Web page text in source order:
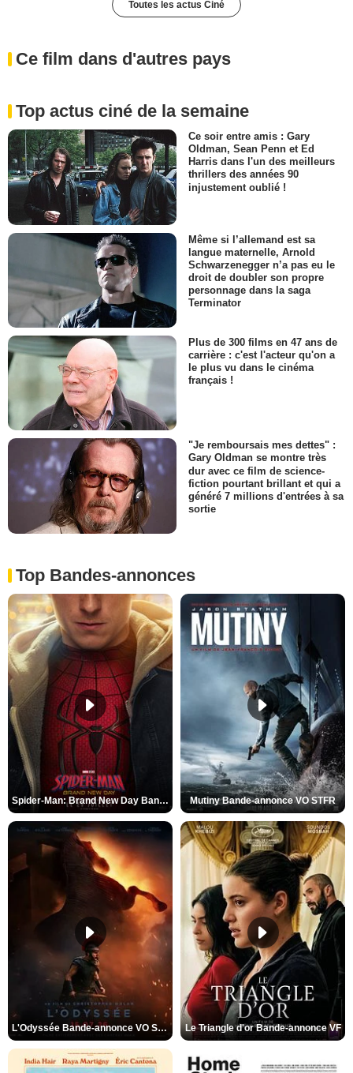
Toutes les actus Ciné
Ce film dans d'autres pays
Top actus ciné de la semaine
Ce soir entre amis : Gary
Oldman, Sean Penn et Ed
Harris dans l'un des meilleurs
thrillers des années 90
injustement oublié !
Même si l’allemand est sa
langue maternelle, Arnold
Schwarzenegger n’a pas eu le
droit de doubler son propre
personnage dans la saga
Terminator
Plus de 300 films en 47 ans de
carrière : c'est l'acteur qu'on a
le plus vu dans le cinéma
français !
"Je remboursais mes dettes" :
Gary Oldman se montre très
dur avec ce film de science-
fiction pourtant brillant et qui a
généré 7 millions d'entrées à sa
sortie
Top Bandes-annonces
Spider-Man: Brand New Day Bande-annonce VO STFR Mutiny Bande-annonce VO STFR
L'Odyssée Bande-annonce VO STFR Le Triangle d'or Bande-annonce VF